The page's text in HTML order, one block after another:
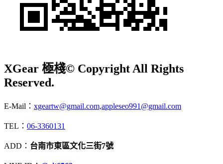
XGear 極棧© Copyright All Rights
Reserved.
E-Mail： xgeartw@gmail.com,appleseo991@gmail.com
TEL： 06-3360131
ADD： 台南市東區文化三街7號